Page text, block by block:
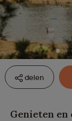
delen
Genieten